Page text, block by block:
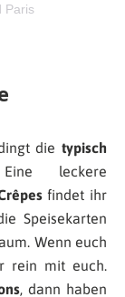
Paris
die typisch
leckere
findet ihr
Speisekarten
Wenn euch
rein mit euch.
, dann haben